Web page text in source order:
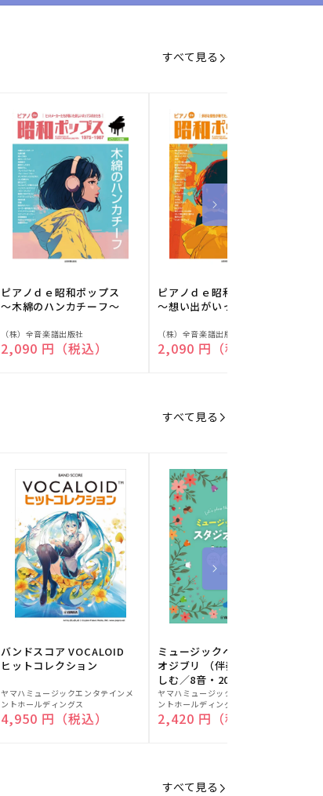
すべて見る
ピアノｄｅ昭和ポップス
～木綿のハンカチーフ～
販
売
（株）全音楽譜出版社
通常価格
2,090 円（税込）
ピアノｄｅ昭和ポップス
～想い出がいっぱい～
販
売
（株）全音楽譜出版社
通常価格
2,090 円（税込）
すべて見る
バンドスコア VOCALOID
ヒットコレクション
販
売
元:
ヤマハミュージックエンタテインメ
ントホールディングス
通常価格
4,950 円（税込）
ミュージックベルでスタジ
オジブリ （伴奏音源と楽
しむ／8音・20音ベル対応
／ドレミふりがな付）
販
売
元:
ヤマハミュージックエンタテインメ
ントホールディングス
通常価格
2,420 円（税込）
すべて見る